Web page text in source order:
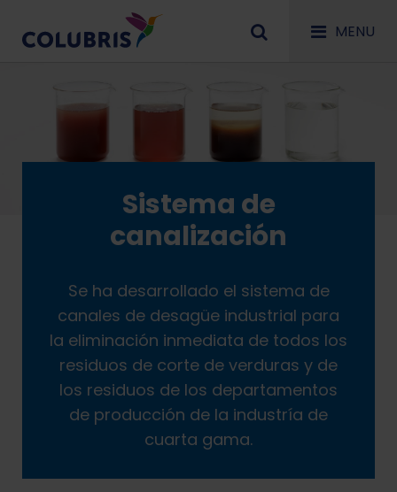
MENU
Sistema de
canalización
Se ha desarrollado el sistema de
canales de desagüe industrial para
la eliminación inmediata de todos los
residuos de corte de verduras y de
los residuos de los departamentos
de producción de la industría de
cuarta gama.